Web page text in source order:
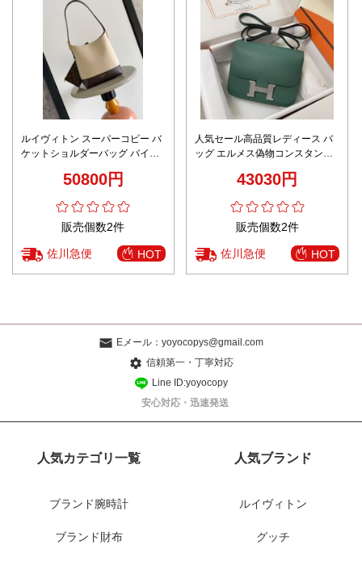
ルイヴィトン スーパーコピー バ
ケットショルダーバッグ バイカ
50800円
販売個数2件
佐川急便 HOT
人気セール高品質レディース バ
ッグ エルメス偽物コンスタンス
43030円
販売個数2件
佐川急便 HOT
Eメール： yoyocopys@gmail.com
信頼第一・丁寧対応
Line ID:yoyocopy
安心対応・迅速発送
人気カテゴリ一覧
ブランド腕時計
ブランド財布
人気ブランド
ルイヴィトン
グッチ